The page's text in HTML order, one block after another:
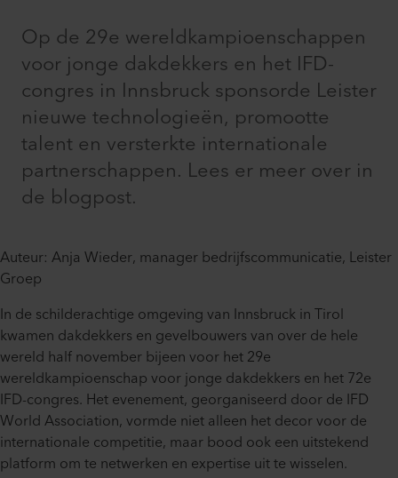
Op de 29e wereldkampioenschappen
voor jonge dakdekkers en het IFD-
congres in Innsbruck sponsorde Leister
nieuwe technologieën, promootte
talent en versterkte internationale
partnerschappen. Lees er meer over in
de blogpost.
Auteur: Anja Wieder, manager bedrijfscommunicatie, Leister
Groep
In de schilderachtige omgeving van Innsbruck in Tirol
kwamen dakdekkers en gevelbouwers van over de hele
wereld half november bijeen voor het 29e
wereldkampioenschap voor jonge dakdekkers en het 72e
IFD-congres. Het evenement, georganiseerd door de IFD
World Association, vormde niet alleen het decor voor de
internationale competitie, maar bood ook een uitstekend
platform om te netwerken en expertise uit te wisselen.